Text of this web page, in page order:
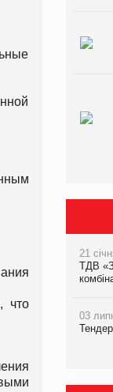
что
21
ТДВ
03